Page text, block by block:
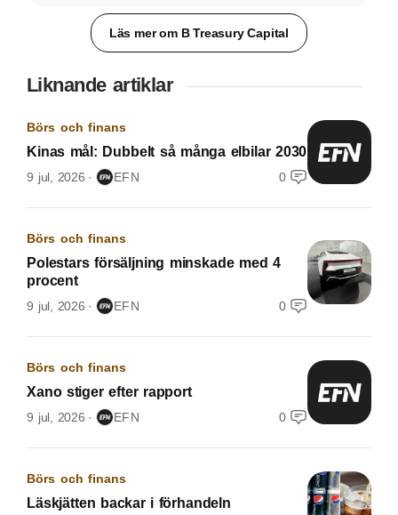
Läs mer om B Treasury Capital
Liknande artiklar
Börs och finans
Kinas mål: Dubbelt så många elbilar 2030
9 jul, 2026 EFN 0
Börs och finans
Polestars försäljning minskade med 4
procent
9 jul, 2026 EFN 0
Börs och finans
Xano stiger efter rapport
9 jul, 2026 EFN 0
Börs och finans
Läskjätten backar i förhandeln